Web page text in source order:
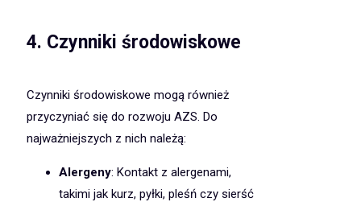
4. Czynniki środowiskowe
Czynniki środowiskowe mogą również
przyczyniać się do rozwoju AZS. Do
najważniejszych z nich należą:
Alergeny: Kontakt z alergenami,
takimi jak kurz, pyłki, pleśń czy sierść